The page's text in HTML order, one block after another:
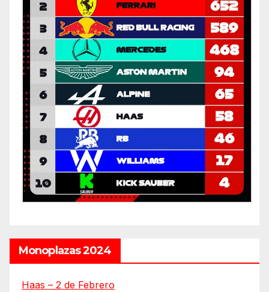
Monoplazas 2024
Haas – 2 de Febrero